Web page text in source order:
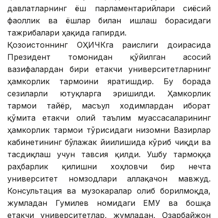
давлатларнинг ёш парламентарийлари сиёсий
фаоллик ва ёшлар билан ишлаш борасидаги
тажрибалари ҳақида гапирди.
Қозоғистоннинг ОҲИЧКга раислиги доирасида
Президент томонидан қўйилган асосий
вазифалардан бири етакчи университетларнинг
ҳамкорлик тармоғини яратишдир. Бу борада
сезиларли ютуқларга эришилди. Ҳамкорлик
тармоғи тайёр, масъул ходимлардан иборат
қўмита етакчи олий таълим муассасаларининг
ҳамкорлик тармоғи тўғрисидаги низомни Вазирлар
кабинетининг бўлажак йиғилишида кўриб чиқди ва
тасдиқлаш учун тавсия қилди. Ушбу тармоққа
раҳбарлик қилишни хоҳловчи бир нечта
университет номзодлари аллақачон мавжуд.
Консультация ва музокаралар олиб борилмоқда,
жумладан Гумилев номидаги ЕМУ ва бошқа
етакчи университетлар, жумладан, Озарбайжон